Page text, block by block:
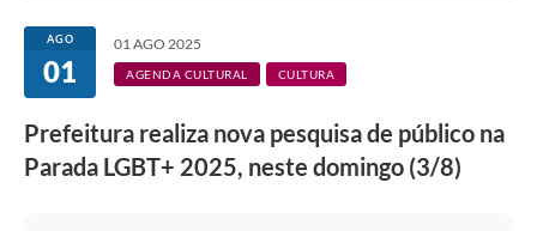
AGO
01
01 AGO 2025
AGENDA CULTURAL CULTURA
Prefeitura realiza nova pesquisa de público na
Parada LGBT+ 2025, neste domingo (3/8)
o
m
s